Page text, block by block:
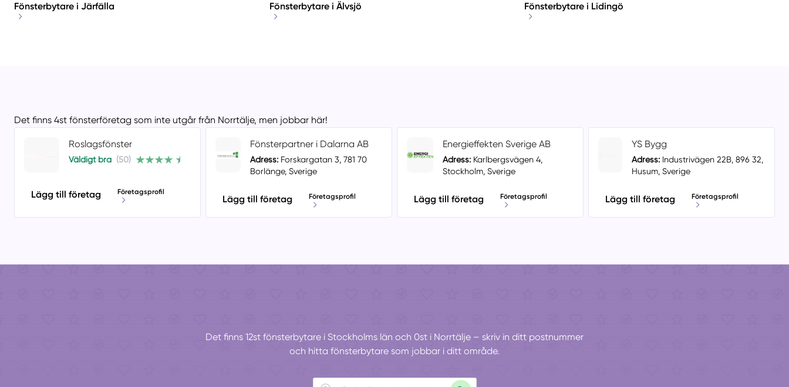
Fönsterbytare i Järfälla Fönsterbytare i Älvsjö Fönsterbytare i Lidingö
Det finns 4st fönsterföretag som inte utgår från Norrtälje, men jobbar här!
Roslagsfönster
Väldigt bra (50)
Lägg till företag Företagsprofil
Fönsterpartner i Dalarna AB
Adress:Forskargatan 3, 781 70
Borlänge, Sverige
Lägg till företag Företagsprofil
Energieffekten Sverige AB
Adress:Karlbergsvägen 4,
Stockholm, Sverige
Lägg till företag Företagsprofil
YS Bygg
Adress: Industrivägen 22B, 896 32,
Husum, Sverige
Lägg till företag Företagsprofil
Det finns 12st fönsterbytare i Stockholms län och 0st i Norrtälje – skriv in ditt postnummer
och hitta fönsterbytare som jobbar i ditt område.